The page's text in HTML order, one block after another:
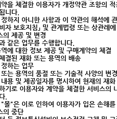
을 체결한 이용자가 개정약관 조항의
니다.
하지 아니한 사항과 이 약관의 해석에
자 보호지침」 및 관계법령 또는 상관례
의 제공 및 변경
같은 업무를 수행합니다.
에 대한 정보 제공 및 구매계약의 체결
결된 재화 또는 용역의 배송
하는 업무
는 용역의 품절 또는 기술적 사양의 변
용 및 제공일자를 명시하여 현재의 재
기로 이용자와 계약을 체결한 서비스의
.
몰"은 이로 인하여 이용자가 입은 손해
의 중단